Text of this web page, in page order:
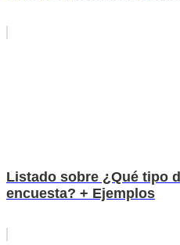
Listado sobre ¿Qué tipo
encuesta? + Ejemplos